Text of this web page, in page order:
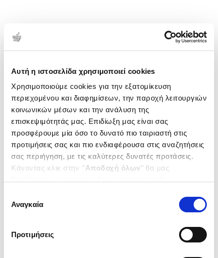
Αυτή η ιστοσελίδα χρησιμοποιεί cookies
Χρησιμοποιούμε cookies για την εξατομίκευση
περιεχομένου και διαφημίσεων, την παροχή λειτουργιών
κοινωνικών μέσων και την ανάλυση της
επισκεψιμότητάς μας. Επιδίωξη μας είναι σας
προσφέρουμε μία όσο το δυνατό πιο ταιριαστή στις
προτιμήσεις σας και πιο ενδιαφέρουσα στις αναζητήσεις
σας περιήγηση, με τις καλύτερες δυνατές προτάσεις.
Κάνοντας κλικ στην ‘’Αποδοχή όλων’’ θα μας
ενδιαφέρουν και να επιλέξετε από τα παρακάτω με την
΄΄και να ενημερωθείτε σχετικά με
συγκατάθεσης
Αναγκαία
Προτιμήσεις